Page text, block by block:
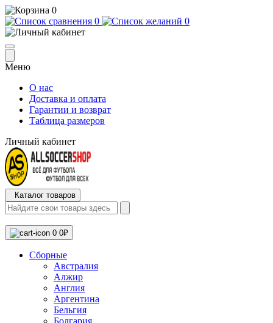
0
0
0
Меню
О нас
Доставка и оплата
Гарантии и возврат
Таблица размеров
Личный кабинет
Каталог товаров
0 0₽
Сборные
Австралия
Алжир
Англия
Аргентина
Бельгия
Болгария